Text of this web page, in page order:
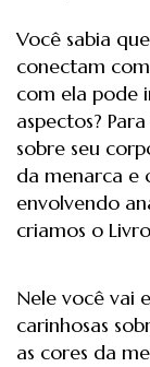
Você sabia
conectam
com ela pode
aspectos?
sobre seu
da menarca e
envolvendo
criamos o
Nele você vai
carinhosas
as cores da